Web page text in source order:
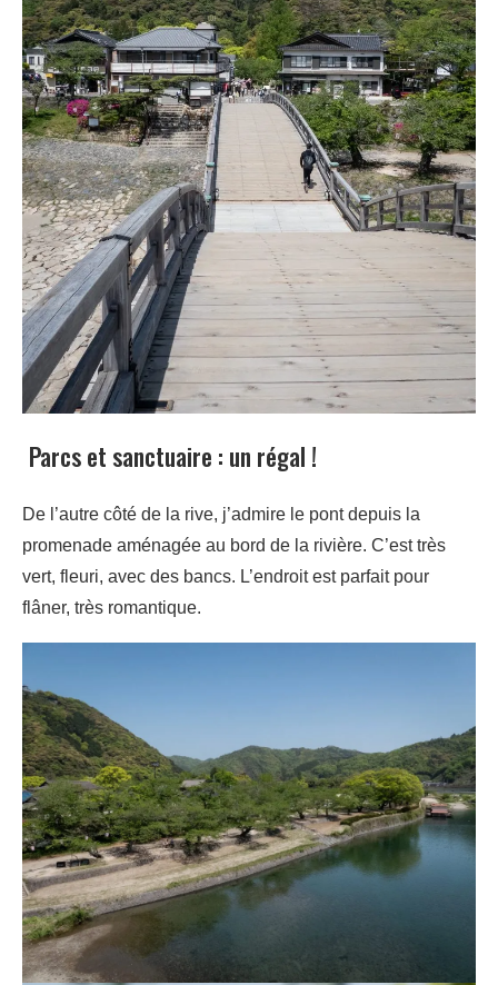
Parcs et sanctuaire : un régal !
De l’autre côté de la rive, j’admire le pont depuis la
promenade aménagée au bord de la rivière. C’est très
vert, fleuri, avec des bancs. L’endroit est parfait pour
flâner, très romantique.